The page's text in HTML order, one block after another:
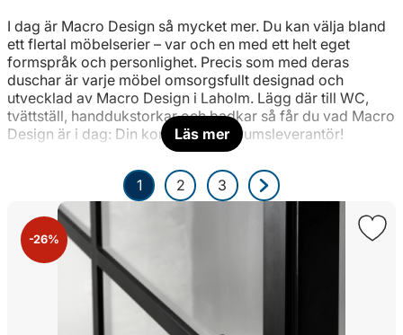
Läs mer
I dag är Macro Design så mycket mer. Du kan välja bland
ett flertal möbelserier – var och en med ett helt eget
formspråk och personlighet. Precis som med deras
duschar är varje möbel omsorgsfullt designad och
utvecklad av Macro Design i Laholm. Lägg där till WC,
tvättställ, handdukstorkar och badkar så får du vad Macro
Design är i dag: Din kompletta badrumsleverantör!
1 2 3
-26%